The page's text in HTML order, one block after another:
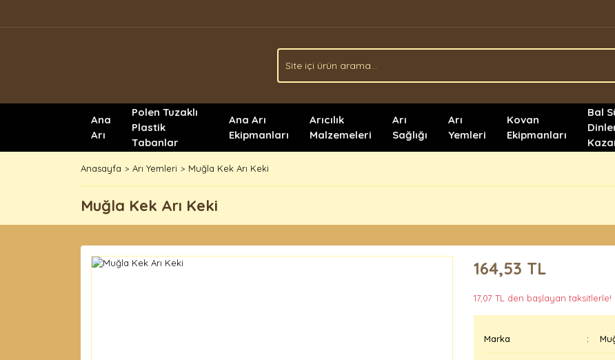
Ana
Arı
Polen Tuzaklı
Plastik
Tabanlar
Ana Arı
Ekipmanları
Arıcılık
Malzemeleri
Arı
Sağlığı
Arı
Yemleri
Kovan
Ekipmanları
Bal
Anasayfa Arı Yemleri Muğla Kek Arı Keki
Muğla Kek Arı Keki
164,53 TL
17,07 TL den başlayan taksitlerle!
Marka